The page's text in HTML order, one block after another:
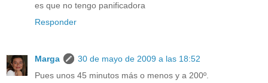
es que no tengo panificadora
Responder
Marga
30 de mayo de 2009 a las 18:52
Pues unos 45 minutos más o menos y a 200º.